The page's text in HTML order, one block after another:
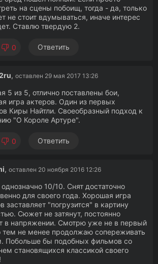
на сцены побоищ, тогда - да, только
не стоит вдумываться, иначе интерес
Ставлю твердую 2.
0 Ответить
, оставлен 29 мая 2017 13:26
5 из 5, отлично поставлены бои,
игра актеров. Один из первых
Киры Найтли. Своеобразный подход к
"О Короле Артуре".
0 Ответить
, оставлен 20 ноября 2016 12:26
10/10. Снят достаточно
для своего года. Хорошая игра
заставляет "погрузится" в картину
Сюжет не затянут, постоянно
в напряжении. Смотрю уже не в первый
тем не менее продолжаю сопереживать
Побольше бы подобных фильмов со
становящихся классикой своего